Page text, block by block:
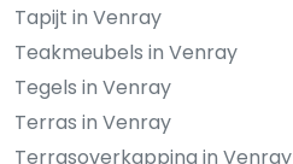
Tapijt in Venray
Teakmeubels in Venray
Tegels in Venray
Terras in Venray
Terrasoverkapping in Venray